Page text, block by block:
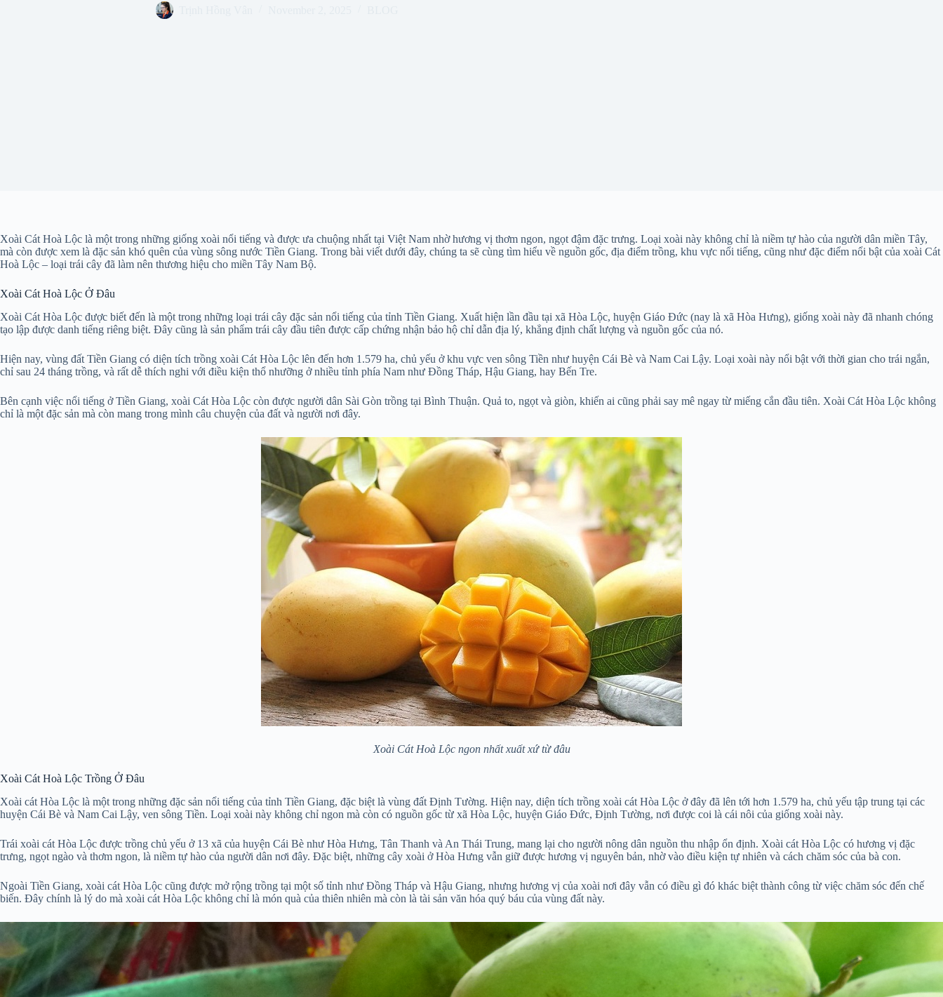
Xoài Cát Hoà Lộc là một trong những giống xoài nổi tiếng và được ưa chuộng nhất tại Việt Nam nhờ hương vị thơm ngon, ngọt đậm đặc trưng. Loại xoài này không chỉ là niềm tự hào của người dân miền Tây,
mà còn được xem là đặc sản khó quên của vùng sông nước Tiền Giang. Trong bài viết dưới đây, chúng ta sẽ cùng tìm hiểu về nguồn gốc, địa điểm trồng, khu vực nổi tiếng, cũng như đặc điểm nổi bật của xoài Cát
Hoà Lộc – loại trái cây đã làm nên thương hiệu cho miền Tây Nam Bộ.
Xoài Cát Hoà Lộc Ở Đâu
Xoài Cát Hòa Lộc được biết đến là một trong những loại trái cây đặc sản nổi tiếng của tỉnh Tiền Giang. Xuất hiện lần đầu tại xã Hòa Lộc, huyện Giáo Đức (nay là xã Hòa Hưng), giống xoài này đã nhanh chóng
tạo lập được danh tiếng riêng biệt. Đây cũng là sản phẩm trái cây đầu tiên được cấp chứng nhận bảo hộ chỉ dẫn địa lý, khẳng định chất lượng và nguồn gốc của nó.
Hiện nay, vùng đất Tiền Giang có diện tích trồng xoài Cát Hòa Lộc lên đến hơn 1.579 ha, chủ yếu ở khu vực ven sông Tiền như huyện Cái Bè và Nam Cai Lậy. Loại xoài này nổi bật với thời gian cho trái ngắn,
chỉ sau 24 tháng trồng, và rất dễ thích nghi với điều kiện thổ nhưỡng ở nhiều tỉnh phía Nam như Đồng Tháp, Hậu Giang, hay Bến Tre.
Bên cạnh việc nổi tiếng ở Tiền Giang, xoài Cát Hòa Lộc còn được người dân Sài Gòn trồng tại Bình Thuận. Quả to, ngọt và giòn, khiến ai cũng phải say mê ngay từ miếng cắn đầu tiên. Xoài Cát Hòa Lộc không
chỉ là một đặc sản mà còn mang trong mình câu chuyện của đất và người nơi đây.
Xoài Cát Hoà Lộc ngon nhất xuất xứ từ đâu
Xoài Cát Hoà Lộc Trồng Ở Đâu
Xoài cát Hòa Lộc là một trong những đặc sản nổi tiếng của tỉnh Tiền Giang, đặc biệt là vùng đất Định Tường. Hiện nay, diện tích trồng xoài cát Hòa Lộc ở đây đã lên tới hơn 1.579 ha, chủ yếu tập trung tại các
huyện Cái Bè và Nam Cai Lậy, ven sông Tiền. Loại xoài này không chỉ ngon mà còn có nguồn gốc từ xã Hòa Lộc, huyện Giáo Đức, Định Tường, nơi được coi là cái nôi của giống xoài này.
Trái xoài cát Hòa Lộc được trồng chủ yếu ở 13 xã của huyện Cái Bè như Hòa Hưng, Tân Thanh và An Thái Trung, mang lại cho người nông dân nguồn thu nhập ổn định. Xoài cát Hòa Lộc có hương vị đặc
trưng, ngọt ngào và thơm ngon, là niềm tự hào của người dân nơi đây. Đặc biệt, những cây xoài ở Hòa Hưng vẫn giữ được hương vị nguyên bản, nhờ vào điều kiện tự nhiên và cách chăm sóc của bà con.
Ngoài Tiền Giang, xoài cát Hòa Lộc cũng được mở rộng trồng tại một số tỉnh như Đồng Tháp và Hậu Giang, nhưng hương vị của xoài nơi đây vẫn có điều gì đó khác biệt thành công từ việc chăm sóc đến chế
biến. Đây chính là lý do mà xoài cát Hòa Lộc không chỉ là món quà của thiên nhiên mà còn là tài sản văn hóa quý báu của vùng đất này.